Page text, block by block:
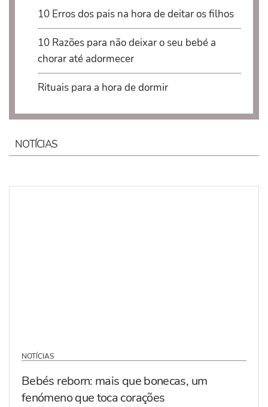
10 Erros dos pais na hora de deitar os filhos
10 Razões para não deixar o seu bebé a
chorar até adormecer
Rituais para a hora de dormir
NOTÍCIAS
NOTÍCIAS
Bebés reborn: mais que bonecas, um
fenómeno que toca corações